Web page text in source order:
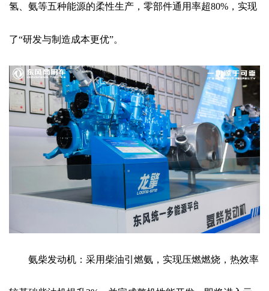
氢、氨等五种能源的柔性生产，零部件通用率超80%，实现
了“研发与制造成本更优”。
氨柴发动机：采用柴油引燃氨，实现压燃燃烧，热效率